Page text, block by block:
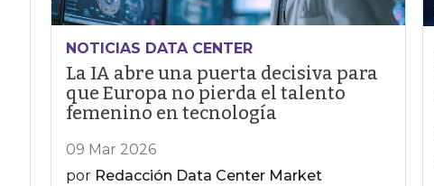
NOTICIAS DATA CENTER
La IA abre una puerta decisiva para
que Europa no pierda el talento
femenino en tecnología
09 Mar 2026
por Redacción Data Center Market